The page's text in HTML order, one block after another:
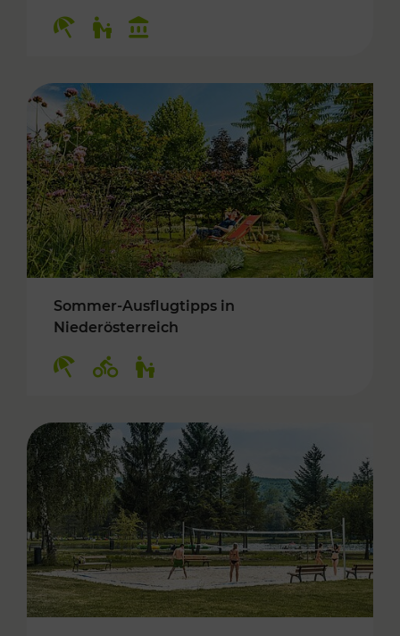
Sommer-Ausflugtipps in
Niederösterreich